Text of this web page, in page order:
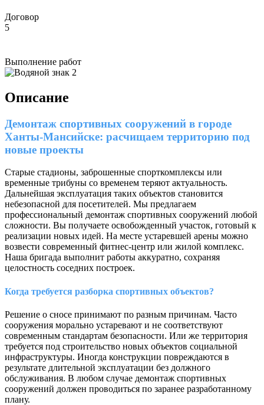
Договор
5
Выполнение работ
Описание
Демонтаж спортивных сооружений в городе
Ханты-Мансийске: расчищаем территорию под
новые проекты
Старые стадионы, заброшенные спорткомплексы или
временные трибуны со временем теряют актуальность.
Дальнейшая эксплуатация таких объектов становится
небезопасной для посетителей. Мы предлагаем
профессиональный демонтаж спортивных сооружений любой
сложности. Вы получаете освобожденный участок, готовый к
реализации новых идей. На месте устаревшей арены можно
возвести современный фитнес-центр или жилой комплекс.
Наша бригада выполнит работы аккуратно, сохраняя
целостность соседних построек.
Когда требуется разборка спортивных объектов?
Решение о сносе принимают по разным причинам. Часто
сооружения морально устаревают и не соответствуют
современным стандартам безопасности. Или же территория
требуется под строительство новых объектов социальной
инфраструктуры. Иногда конструкции повреждаются в
результате длительной эксплуатации без должного
обслуживания. В любом случае демонтаж спортивных
сооружений должен проводиться по заранее разработанному
плану.